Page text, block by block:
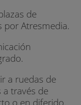
de
por Atresmedia.
a ruedas de
través de